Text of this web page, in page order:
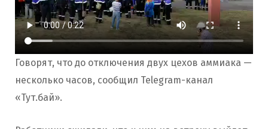
Говорят, что до отключения двух цехов аммиака —
несколько часов, сообщил Telegram-канал
«Тут.бай».